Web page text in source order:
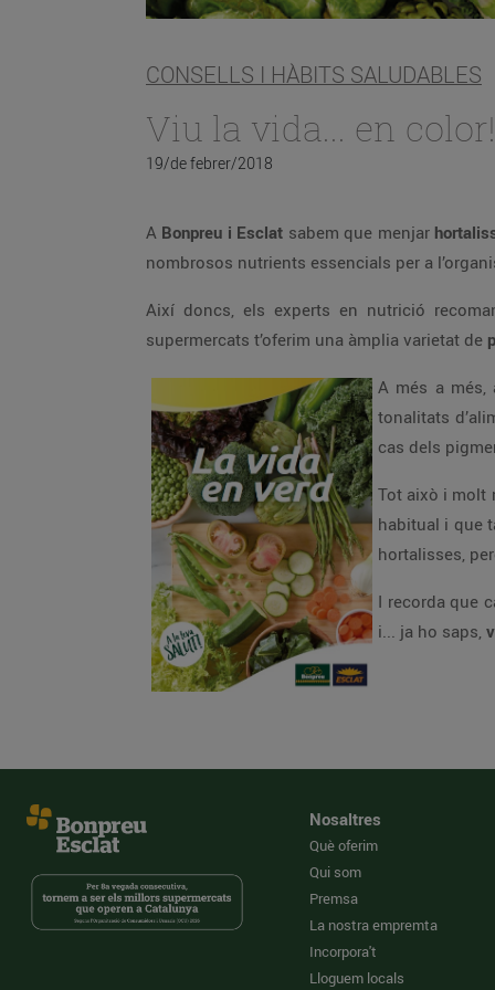
CONSELLS I HÀBITS SALUDABLES
Viu la vida... en color!
19/de febrer/2018
A Bonpreu i Esclat sabem que menjar
nombrosos nutrients essencials per a
Així doncs, els experts en nutrició
supermercats t’oferim una àmplia varietat de
A més a més,
tonalitats
cas dels
Tot això i molt
habitual i que
hortalisses,
I recorda que
i... ja ho saps,
Nosaltres
Què oferim
Qui som
Premsa
La nostra empremta
Incorpora't
Lloguem locals